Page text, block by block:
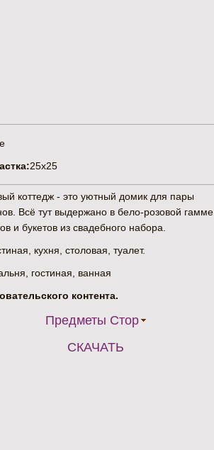
25х25
коттедж - это уютный домик для пары
Всё тут выдержано в бело-розовой гамме,
и букетов из свадебного набора.
кухня, столовая, туалет.
гостиная, ванная
контента.
Предметы Стор
СКАЧАТЬ